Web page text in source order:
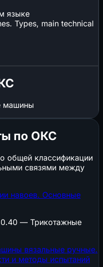
языке
Types, main technical
машины
по ОКС
общей классификации
связями между
навоев. Основные
— Трикотажные
вязальные ручные.
и методы испытаний